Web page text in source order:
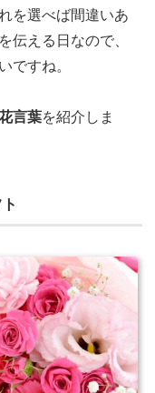
を選べば間違いあ
伝える日なので、
ですね。
言葉を紹介しま